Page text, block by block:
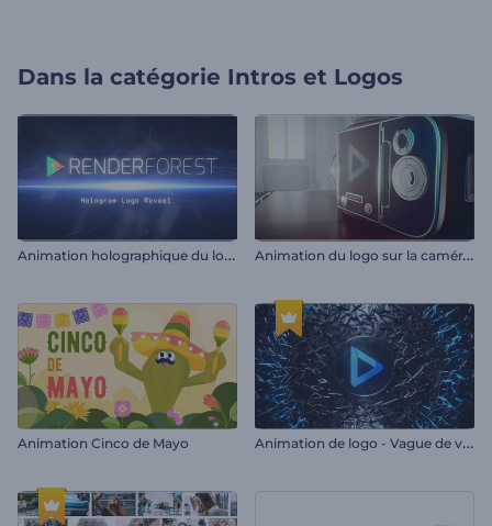
Dans la catégorie Intros et Logos
A
nimation holographique du logo A
nimation du logo sur la caméra vintage
Animation Cinco de Mayo A
nimation de logo - Vague de verre brisé